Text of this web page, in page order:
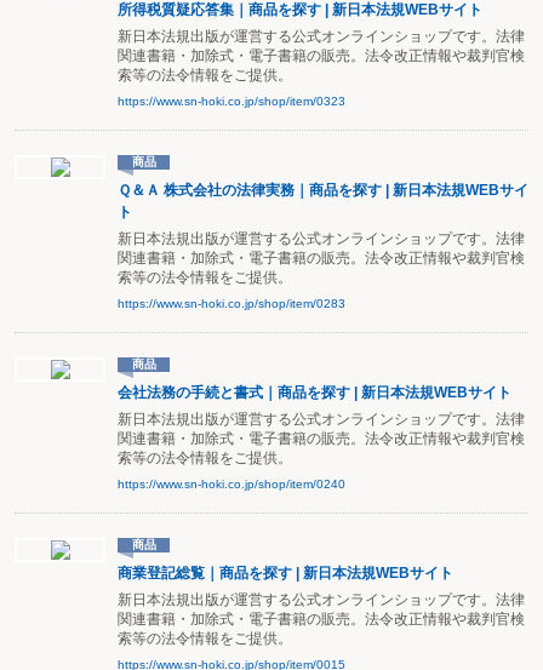
所得税質疑応答集｜商品を探す | 新日本法規WEBサイト
新日本法規出版が運営する公式オンラインショップです。法律
関連書籍・加除式・電子書籍の販売。法令改正情報や裁判官検
索等の法令情報をご提供。
https://www.sn-hoki.co.jp/shop/item/0323
商品
Ｑ＆Ａ 株式会社の法律実務｜商品を探す | 新日本法規WEBサイ
ト
新日本法規出版が運営する公式オンラインショップです。法律
関連書籍・加除式・電子書籍の販売。法令改正情報や裁判官検
索等の法令情報をご提供。
https://www.sn-hoki.co.jp/shop/item/0283
商品
会社法務の手続と書式｜商品を探す | 新日本法規WEBサイト
新日本法規出版が運営する公式オンラインショップです。法律
関連書籍・加除式・電子書籍の販売。法令改正情報や裁判官検
索等の法令情報をご提供。
https://www.sn-hoki.co.jp/shop/item/0240
商品
商業登記総覧｜商品を探す | 新日本法規WEBサイト
新日本法規出版が運営する公式オンラインショップです。法律
関連書籍・加除式・電子書籍の販売。法令改正情報や裁判官検
索等の法令情報をご提供。
https://www.sn-hoki.co.jp/shop/item/0015